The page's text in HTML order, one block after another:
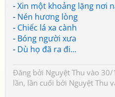
-Xin một khoảng lặng nơi
- Nén hương lòng
- Chiếc lá xa cành
- Bóng người xưa
- Dù họ đã ra đi...
Đăng bởi Nguyệt Thu vào 30/
lần, lần cuối bởi Nguyệt Thu